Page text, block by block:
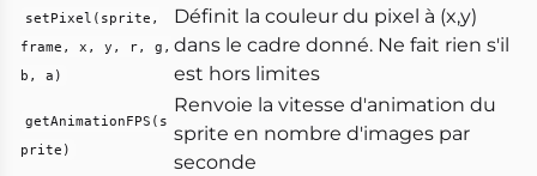
setPixel(sprite,
frame, x, y, r, g,
b, a)
Définit la couleur du pixel à (x,y)
dans le cadre donné. Ne fait rien s'il
est hors limites
getAnimationFPS(s
prite)
Renvoie la vitesse d'animation du
sprite en nombre d'images par
seconde